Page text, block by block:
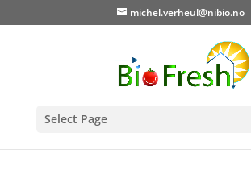
michel.verheul@nibio.no
Select Page